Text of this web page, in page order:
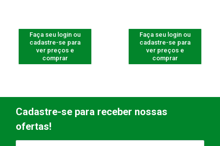
Faça seu login ou
cadastre-se para
ver preços e
comprar
Faça seu login ou
cadastre-se para
ver preços e
comprar
Cadastre-se para receber nossas
ofertas!